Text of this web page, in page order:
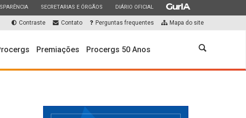
ESTADO
SECRETARIAS E ÓRGÃOS ESTADO
DIÁRIO OFICIAL ESTADO
Contraste Contato Perguntas frequentes Mapa do site
Abrir
busca
Premiações Procergs 50 Anos